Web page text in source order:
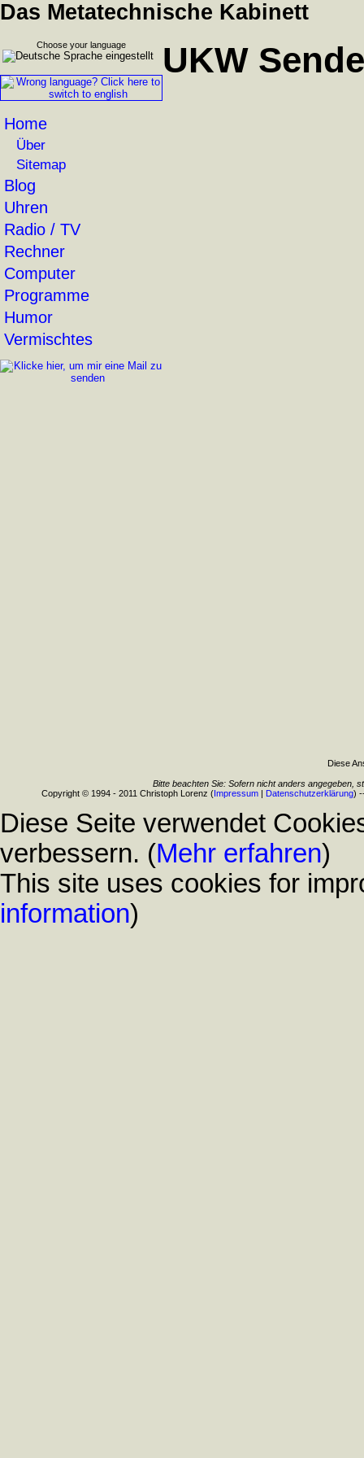
Das Metatechnische Kabinett
Choose your language
Home
Über
Sitemap
Blog
Uhren
Radio / TV
Rechner
Computer
Programme
Humor
Vermischtes
UKW
Diese
Bitte beachten Sie: Sofern nicht anders angegeben,
Copyright © 1994 - 2011 Christoph Lorenz (Impressum | Datenschutzerklärung)
Diese Seite verwendet
verbessern. (Mehr erfahren)
This site uses cookies for
information)